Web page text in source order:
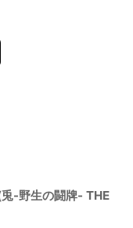
-野生の闘牌- THE